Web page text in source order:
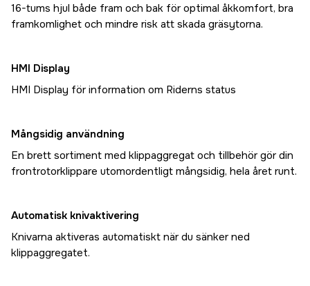
16-tums hjul både fram och bak för optimal åkkomfort, bra
framkomlighet och mindre risk att skada gräsytorna.
HMI Display
HMI Display för information om Riderns status
Mångsidig användning
En brett sortiment med klippaggregat och tillbehör gör din
frontrotorklippare utomordentligt mångsidig, hela året runt.
Automatisk knivaktivering
Knivarna aktiveras automatiskt när du sänker ned
klippaggregatet.